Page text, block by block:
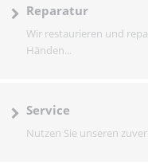
Reparatur
Wir restaurieren und
Händen...
Service
Nutzen Sie unseren